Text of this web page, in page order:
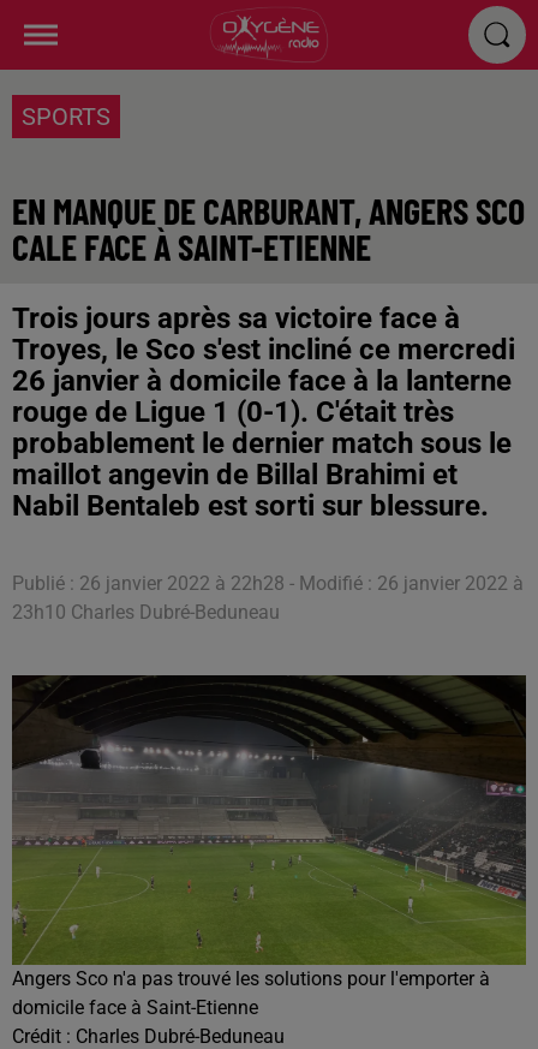
SPORTS
EN MANQUE DE CARBURANT, ANGERS SCO
CALE FACE À SAINT-ETIENNE
Trois jours après sa victoire face à
Troyes, le Sco s'est incliné ce mercredi
26 janvier à domicile face à la lanterne
rouge de Ligue 1 (0-1). C'était très
probablement le dernier match sous le
maillot angevin de Billal Brahimi et
Nabil Bentaleb est sorti sur blessure.
Publié : 26 janvier 2022 à 22h28 - Modifié : 26 janvier 2022 à
23h10 Charles Dubré-Beduneau
Angers Sco n'a pas trouvé les solutions pour l'emporter à
domicile face à Saint-Etienne
Crédit : Charles Dubré-Beduneau